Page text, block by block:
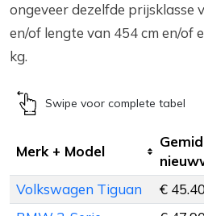
ongeveer dezelfde prijsklasse
en/of lengte van 454 cm en/of
kg.
Swipe voor complete tabel
Merk + Model
Volkswagen Tiguan €